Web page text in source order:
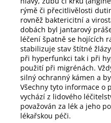
rýmě či přecitlivělosti
rovněž baktericitní a
dobách byl jantarový
léčení špatně se hojících
stabilizuje stav štítné
při hyperfunkci tak i při
použití při migrénách.
silný ochranný kámen a
Všechny tyto informace o
vychází z lidového
považován za lék a jeho
lékařskou péči.